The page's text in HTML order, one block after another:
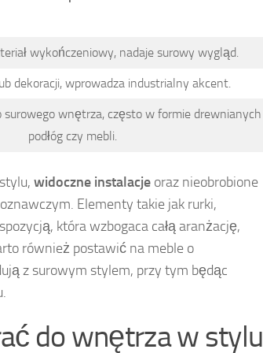
wykończeniowy, nadaje surowy wygląd.
dekoracji, wprowadza industrialny akcent.
surowego wnętrza, często w formie drewnianych
podłóg czy mebli.
widoczne instalacje oraz nieobrobione
Elementy takie jak rurki,
która wzbogaca całą aranżację,
również postawić na meble o
z surowym stylem, przy tym będąc
do wnętrza w stylu